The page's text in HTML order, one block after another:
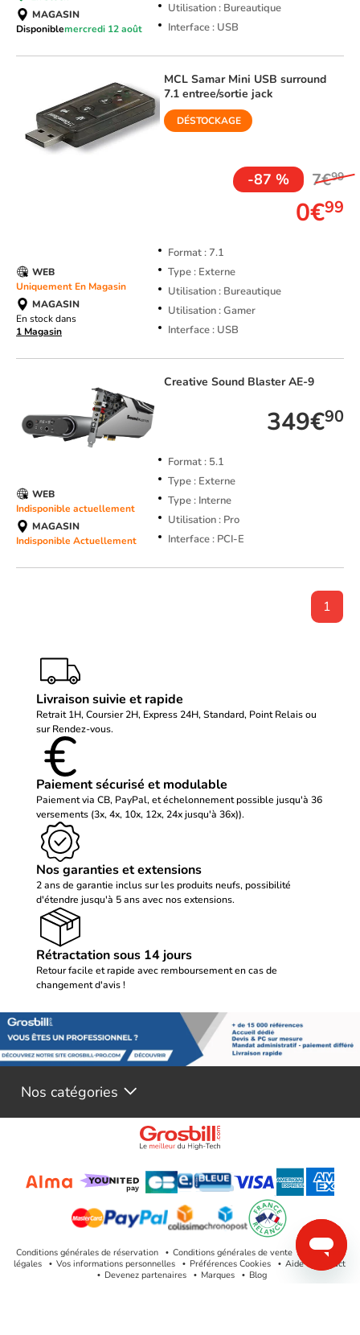
Utilisation : Bureautique
Interface : USB
MAGASIN
Disponiblemercredi 12 août
MCL Samar Mini USB surround
7.1 entree/sortie jack
DÉSTOCKAGE
-87 % 7€99
0€99
Format : 7.1
Type : Externe
Utilisation : Bureautique
Utilisation : Gamer
Interface : USB
WEB
Uniquement En Magasin
MAGASIN
En stock dans
1 Magasin
Creative Sound Blaster AE-9
349€90
Format : 5.1
Type : Externe
Type : Interne
Utilisation : Pro
Interface : PCI-E
WEB
Indisponible actuellement
MAGASIN
Indisponible Actuellement
1
Livraison suivie et rapide
Retrait 1H, Coursier 2H, Express 24H, Standard, Point Relais ou
sur Rendez-vous.
Paiement sécurisé et modulable
Paiement via CB, PayPal, et échelonnement possible jusqu'à 36
versements (3x, 4x, 10x, 12x, 24x jusqu'à 36x)).
Nos garanties et extensions
2 ans de garantie inclus sur les produits neufs, possibilité
d'étendre jusqu'à 5 ans avec nos extensions.
Rétractation sous 14 jours
Retour facile et rapide avec remboursement en cas de
changement d'avis !
Nos catégories
Conditions générales de réservation Conditions générales de vente
Mentions
légales
Vos informations personnelles Préférences Cookies
Aide & Contact
Devenez partenaires
Marques Blog